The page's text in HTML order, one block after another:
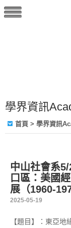
學界資訊
首頁 > 學界資訊
中山社會系
口區：美國
展（1960-
2025-05-19
【題目】：東亞